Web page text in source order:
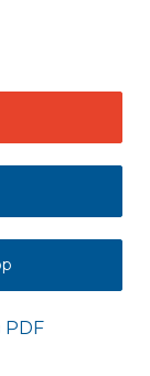
PDF